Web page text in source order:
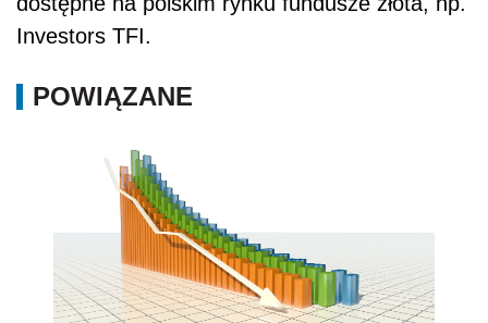
Investors TFI.
POWIĄZANE